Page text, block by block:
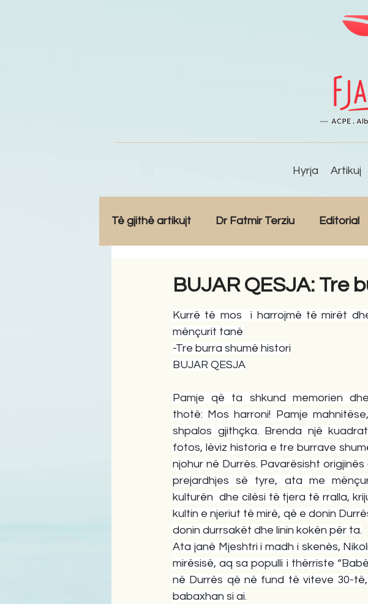
Hyrja Artikuj
Të gjithë artikujt Dr Fatmir Terziu Editorial
Antologji Poezi Tregime Novela
BUJAR QESJA: Tre
Kurrë të mos  i harrojmë të mirët
mënçurit tanë
-Tre burra shumë histori
BUJAR QESJA
Pamje që ta shkund memorien
thotë: Mos harroni! Pamje
shpalos gjithçka. Brenda një
fotos, lëviz historia e tre burrave
njohur në Durrës. Pavarësisht origjinës
prejardhjes së tyre, ata me
kulturën  dhe cilësi të tjera të rralla,
kultin e njeriut të mirë, që e donin
donin durrsakët dhe linin kokën për ta.
Ata janë Mjeshtri i madh i skenës,
mirësisë, aq sa populli i thërriste
në Durrës që në fund të viteve 30-
babaxhan si ai.